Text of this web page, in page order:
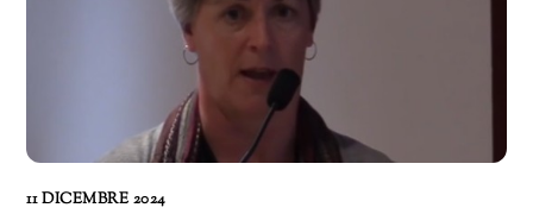
11 DICEMBRE 2024